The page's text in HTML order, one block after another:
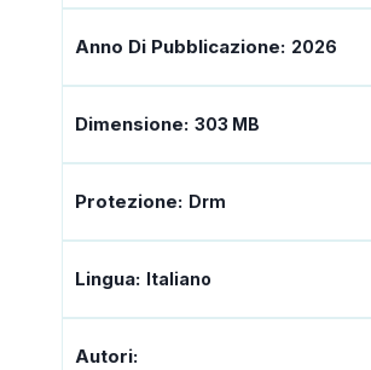
Anno Di Pubblicazione: 2026
Dimensione: 303 MB
Protezione: Drm
Lingua: Italiano
Autori: